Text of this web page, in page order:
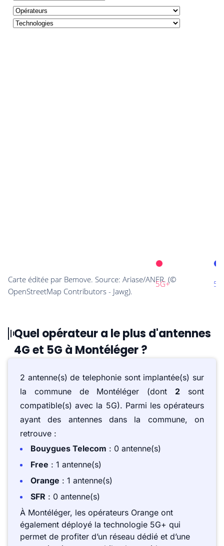
Quel opérateur a le plus d'antennes
4G et 5G à Montéléger ?
2 antenne(s) de telephonie sont implantée(s) sur
la commune de Montéléger (dont 2 sont
compatible(s) avec la 5G). Parmi les opérateurs
ayant des antennes dans la commune, on
retrouve :
Bouygues Telecom : 0 antenne(s)
Free : 1 antenne(s)
Orange : 1 antenne(s)
SFR : 0 antenne(s)
À Montéléger, les opérateurs Orange ont
également déployé la technologie 5G+ qui
permet de profiter d’un réseau dédié et d’une